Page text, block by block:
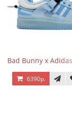
Bad Bunny x
6390р.